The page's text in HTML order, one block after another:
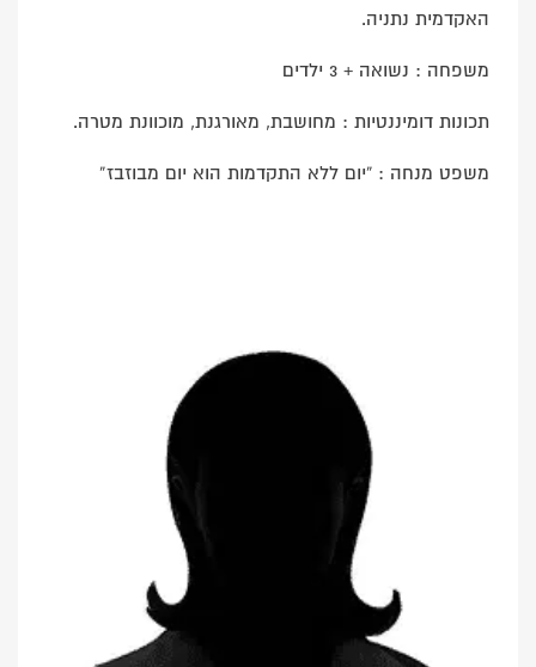
האקדמית נתניה.
משפחה : נשואה + 3 ילדים
תכונות דומיננטיות : מחושבת, מאורגנת, מוכוונת מטרה.
משפט מנחה : “יום ללא התקדמות הוא יום מבוזבז”